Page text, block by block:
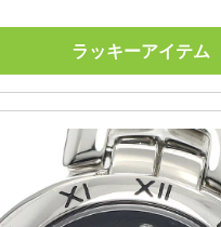
ラッキーアイテム